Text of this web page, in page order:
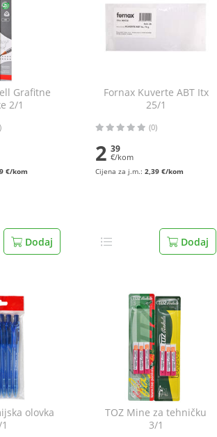
Grafitne
2/1
€/kom
Dodaj
Fornax Kuverte ABT Itx
25/1
(0)
2 39
€/kom
Cijena za j.m.: 2,39 €/kom
Dodaj
olovka
TOZ Mine za tehničku
3/1